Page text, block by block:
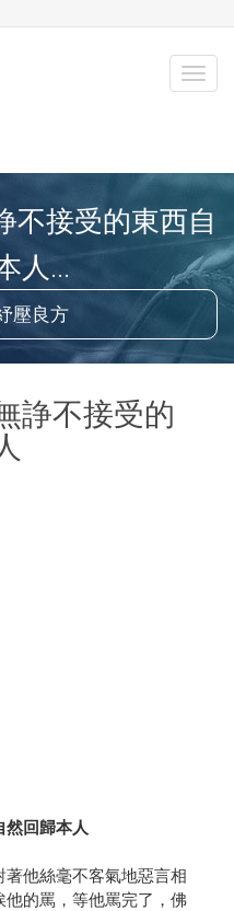
不接受的東西自
人...
壓良方
諍不接受的
回歸本人
他絲毫不客氣地惡言相
的罵，等他罵完了，佛